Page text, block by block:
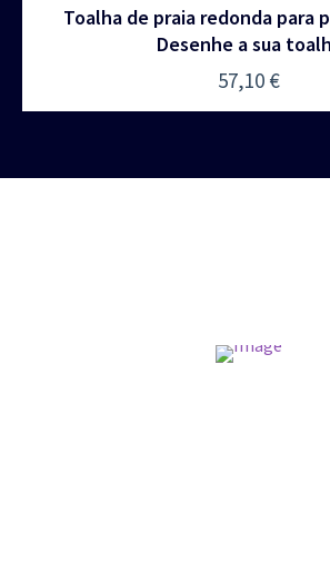
Toalha de praia redonda para
Desenhe a sua
57,10 €